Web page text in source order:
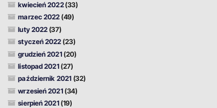
kwiecień 2022(33)
marzec 2022 (49)
luty 2022 (37)
styczeń 2022 (23)
grudzień 2021 (20)
listopad 2021 (27)
październik 2021 (32)
wrzesień 2021 (34)
sierpień 2021 (19)